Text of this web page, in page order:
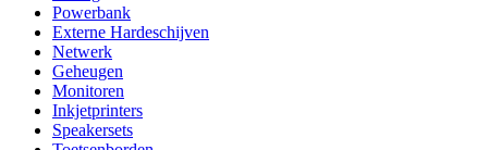
Powerbank
Externe Hardeschijven
Netwerk
Geheugen
Monitoren
Inkjetprinters
Speakersets